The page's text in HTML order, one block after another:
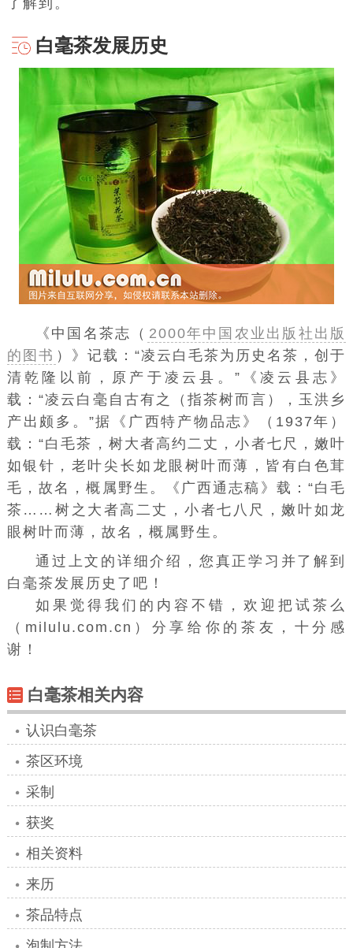
了解到。
白毫茶发展历史
《中国名茶志（ 2000年中国农业出版社出版
的图书 ）》 记载：“凌云白毛茶为历史名茶，创于
清乾隆以前，原产于 凌云县 。”《凌云县志》
载：“凌云白毫自古有之（指茶树而言）， 玉洪乡
产出颇多。”据《广西特产物品志》（1937年）
载：“白毛茶 ，树大者高约二丈，小者七尺，嫩叶
如银针 ，老叶尖长如 龙眼 树叶而薄，皆有白色茸
毛，故名，概属野生。《广西通志稿》载：“白毛
茶……树之大者高二丈，小者七八尺，嫩叶如龙
眼树叶而薄，故名，概属野生。
通过上文的详细介绍，您真正学习并了解到
白毫茶发展历史了吧！
如果觉得我们的内容不错，欢迎把试茶么
（milulu.com.cn）分享给你的茶友，十分感
谢！
白毫茶相关内容
认识白毫茶
茶区环境
采制
获奖
相关资料
来历
茶品特点